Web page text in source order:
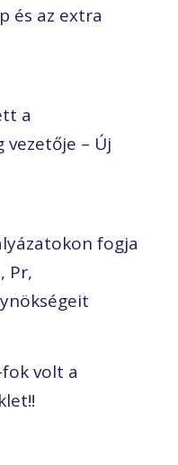
és az extra
a
vezetője – Új
fogja
Pr,
volt a